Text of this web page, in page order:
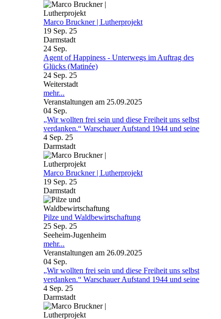
Marco Bruckner | Lutherprojekt
19 Sep. 25
Darmstadt
24 Sep.
Agent of Happiness - Unterwegs im Auftrag des
Glücks (Matinée)
24 Sep. 25
Weiterstadt
mehr...
Veranstaltungen am 25.09.2025
04 Sep.
„Wir wollten frei sein und diese Freiheit uns selbst
verdanken.“ Warschauer Aufstand 1944 und seine
4 Sep. 25
Darmstadt
Marco Bruckner | Lutherprojekt
19 Sep. 25
Darmstadt
Pilze und Waldbewirtschaftung
25 Sep. 25
Seeheim-Jugenheim
mehr...
Veranstaltungen am 26.09.2025
04 Sep.
„Wir wollten frei sein und diese Freiheit uns selbst
verdanken.“ Warschauer Aufstand 1944 und seine
4 Sep. 25
Darmstadt